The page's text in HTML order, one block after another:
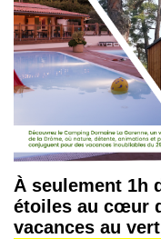
À seulement 1h
étoiles au cœur
vacances au vert